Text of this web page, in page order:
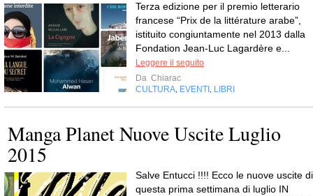
Terza edizione per il premio letterario
francese “Prix de la littérature arabe”,
istituito congiuntamente nel 2013 dalla
Fondation Jean-Luc Lagardère e...
Leggere il seguito
Da Chiarac
CULTURA, EVENTI , LIBRI
Manga Planet Nuove Uscite Luglio
2015
Salve Entucci !!!! Ecco le nuove uscite di
questa prima settimana di luglio IN